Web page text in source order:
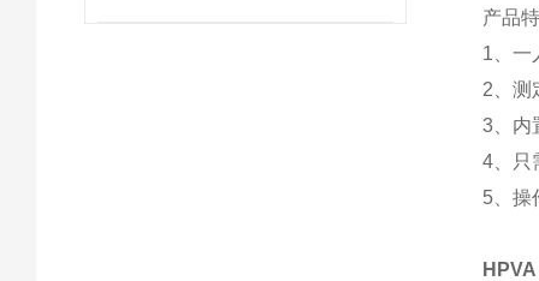
产品
1、一
2、测
3、内
4、只
5、操